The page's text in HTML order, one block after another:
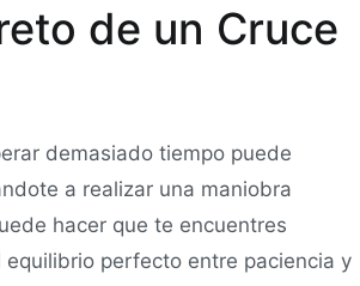
de un Cruce
demasiado tiempo puede
a realizar una maniobra
hacer que te encuentres
perfecto entre paciencia y